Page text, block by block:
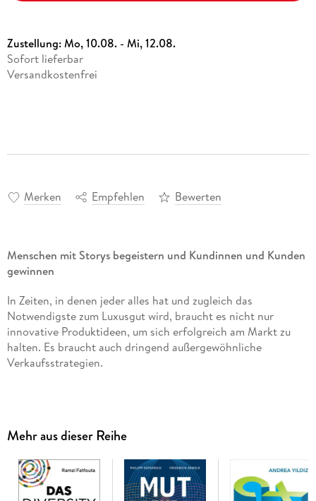
Zustellung:Mo, 10.08. - Mi, 12.08.
Sofort lieferbar
Versandkostenfrei
Merken Empfehlen Bewerten
Menschen mit Storys begeistern und Kundinnen und Kunden
gewinnen
In Zeiten, in denen jeder alles hat und zugleich das
Notwendigste zum Luxusgut wird, braucht es nicht nur
innovative Produktideen, um sich erfolgreich am Markt zu
halten. Es braucht auch dringend außergewöhnliche
Verkaufsstrategien.
Erfolgsgeheimnissen der Top-Unternehmen
für Sie zusammen
und verrät Ihnen den hocheffektiven Erfolgscode, der sich
Mehr aus dieser Reihe